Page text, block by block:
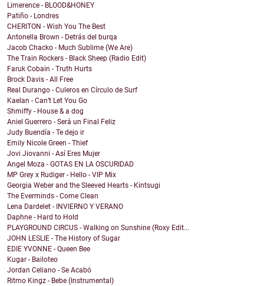
Limerence - BLOOD&HONEY
Patiño - Londres
CHERITON - Wish You The Best
Antonella Brown - Detrás del burqa
Jacob Chacko - Much Sublime (We Are)
The Train Rockers - Black Sheep (Radio Edit)
Faruk Cobain - Truth Hurts
Brock Davis - All Free
Real Durango - Culeros en Círculo de Surf
Kaelan - Can’t Let You Go
Shmiffy - House & a dog
Aniel Guerrero - Será un Final Feliz
Judy Buendía - Te dejo ir
Emily Nicole Green - Thief
Jovi Jiovanni - Así Eres Mujer
Angel Moza - GOTAS EN LA OSCURIDAD
MP Grey x Rudiger - Hello - VIP Mix
Georgia Weber and the Sleeved Hearts - Kintsugi
The Everminds - Come Clean
Lena Dardelet - INVIERNO Y VERANO
Daphne - Hard to Hold
PLAYGROUND CIRCUS - Walking on Sunshine (Roxy Edit...
JOHN LESLIE - The History of Sugar
EDIE YVONNE - Queen Bee
Kugar - Bailoteo
Jordan Celiano - Se Acabó
Ritmo Kingz - Bebe (Instrumental)